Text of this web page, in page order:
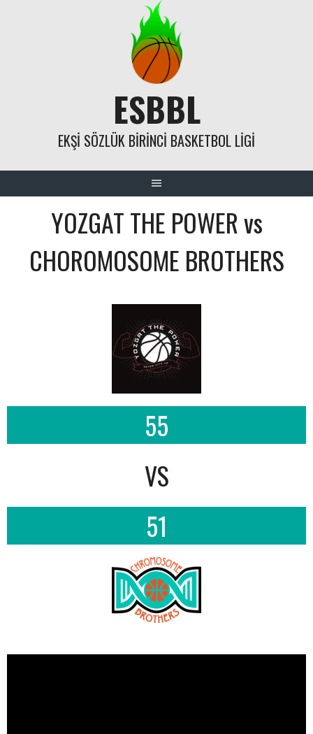
ESBBL
EKŞI SÖZLÜK BIRINCI BASKETBOL LIGI
YOZGAT THE POWER vs
CHOROMOSOME BROTHERS
55
VS
51